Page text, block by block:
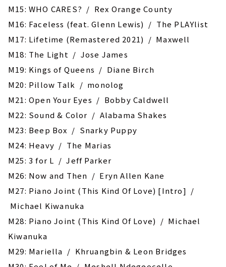
M15: WHO CARES? / Rex Orange County
M16: Faceless (feat. Glenn Lewis) / The PLAYlist
M17: Lifetime (Remastered 2021) / Maxwell
M18: The Light / Jose James
M19: Kings of Queens / Diane Birch
M20: Pillow Talk / monolog
M21: Open Your Eyes / Bobby Caldwell
M22: Sound & Color / Alabama Shakes
M23: Beep Box / Snarky Puppy
M24: Heavy / The Marias
M25: 3 for L / Jeff Parker
M26: Now and Then / Eryn Allen Kane
M27: Piano Joint (This Kind Of Love) [Intro] /
Michael Kiwanuka
M28: Piano Joint (This Kind Of Love) / Michael
Kiwanuka
M29: Mariella / Khruangbin & Leon Bridges